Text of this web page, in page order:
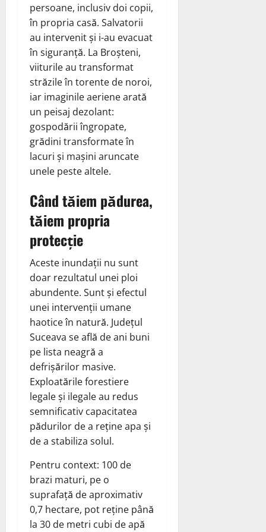
persoane, inclusiv doi copii,
în propria casă. Salvatorii
au intervenit și i-au evacuat
în siguranță. La Broșteni,
viiturile au transformat
străzile în torente de noroi,
iar imaginile aeriene arată
un peisaj dezolant:
gospodării îngropate,
grădini transformate în
lacuri și mașini aruncate
unele peste altele.
Când tăiem pădurea,
tăiem propria
protecție
Aceste inundații nu sunt
doar rezultatul unei ploi
abundente. Sunt și efectul
unei intervenții umane
haotice în natură. Județul
Suceava se află de ani buni
pe lista neagră a
defrișărilor masive.
Exploatările forestiere
legale și ilegale au redus
semnificativ capacitatea
pădurilor de a reține apa și
de a stabiliza solul.
Pentru context: 100 de
brazi maturi, pe o
suprafață de aproximativ
0,7 hectare, pot reține până
la 30 de metri cubi de apă